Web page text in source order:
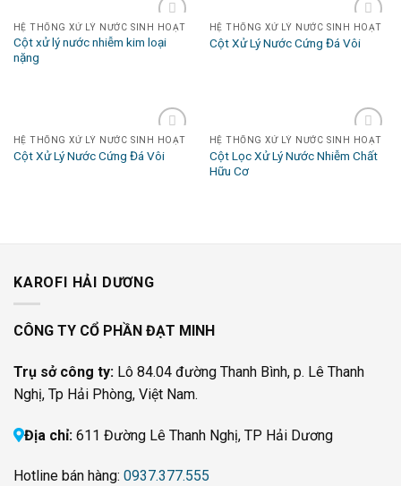
Add to
Wishlist
HỆ THỐNG XỬ LÝ NƯỚC SINH HOẠT
Cột xử lý nước nhiễm kim loại
nặng
Add to
Wishlist
HỆ THỐNG XỬ LÝ NƯỚC SINH HOẠT
Cột Xử Lý Nước Cứng Đá Vôi
Add to
Wishlist
HỆ THỐNG XỬ LÝ NƯỚC SINH HOẠT
Cột Xử Lý Nước Cứng Đá Vôi
Add to
Wishlist
HỆ THỐNG XỬ LÝ NƯỚC SINH HOẠT
Cột Lọc Xử Lý Nước Nhiễm Chất
Hữu Cơ
KAROFI HẢI DƯƠNG
CÔNG TY CỔ PHẦN ĐẠT MINH
Trụ sở công ty: Lô 84.04 đường Thanh Bình, p. Lê Thanh
Nghị, Tp Hải Phòng, Việt Nam.
Địa chỉ: 611 Đường Lê Thanh Nghị, TP Hải Dương
Hotline bán hàng: 0937.377.555